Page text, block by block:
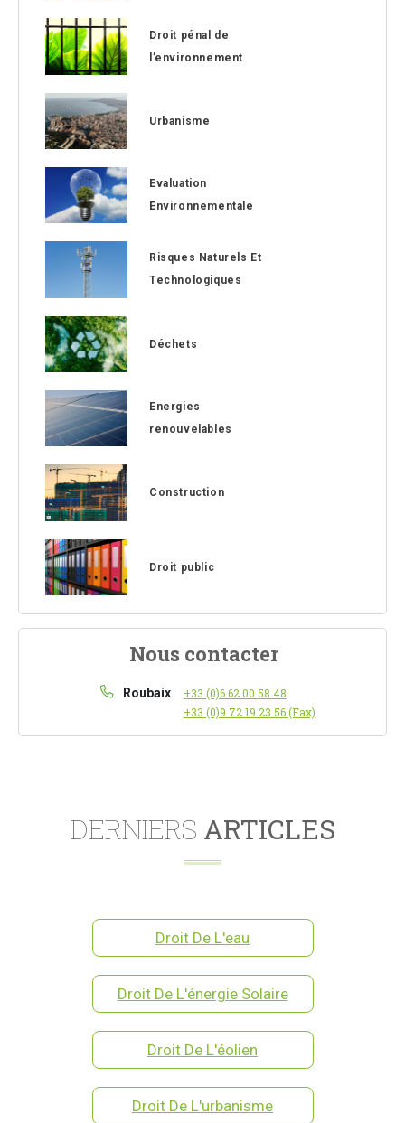
Droit pénal de
l’environnement
Urbanisme
Evaluation
Environnementale
Risques Naturels Et
Technologiques
Déchets
Energies
renouvelables
Construction
Droit public
Nous contacter
Roubaix
+33 (0)6.62.00.58.48
+33 (0)9 72 19 23 56 (Fax)
DERNIERS ARTICLES
Droit De L'eau
Droit De L'énergie Solaire
Droit De L'éolien
Droit De L'urbanisme